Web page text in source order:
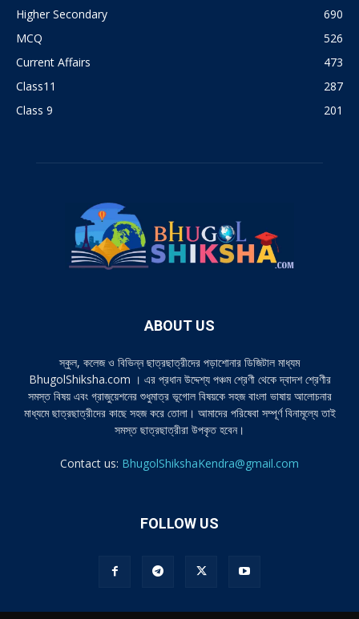
Higher Secondary
690
MCQ
526
Current Affairs
473
Class11
287
Class 9
201
ABOUT US
স্কুল, কলেজ ও বিভিন্ন ছাত্রছাত্রীদের পড়াশোনার ডিজিটাল মাধ্যম
BhugolShiksha.com । এর প্রধান উদ্দেশ্য পঞ্চম শ্রেণী থেকে দ্বাদশ শ্রেণীর
সমস্ত বিষয় এবং গ্রাজুয়েশনের শুধুমাত্র ভূগোল বিষয়কে সহজ বাংলা ভাষায় আলোচনার
মাধ্যমে ছাত্রছাত্রীদের কাছে সহজ করে তোলা। আমাদের পরিষেবা সম্পূর্ণ বিনামূল্যে তাই
সমস্ত ছাত্রছাত্রীরা উপকৃত হবেন।
Contact us: BhugolShikshaKendra@gmail.com
FOLLOW US